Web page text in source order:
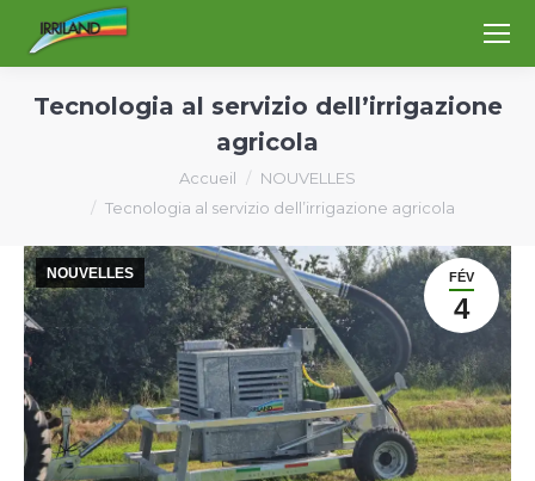
Tecnologia al servizio dell’irrigazione
agricola
Accueil
NOUVELLES
Tecnologia al servizio dell’irrigazione agricola
FÉV
4
NOUVELLES